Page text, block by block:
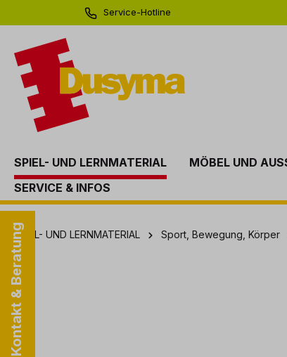
Zur Hauptnavigation springen
Service-Hotline
SPIEL- UND LERNMATERIAL MÖBEL UND
SERVICE & INFOS
Kontakt & Beratung
SPIEL- UND LERNMATERIAL Sport, Bewegung, Körper
Bildergalerie überspringen